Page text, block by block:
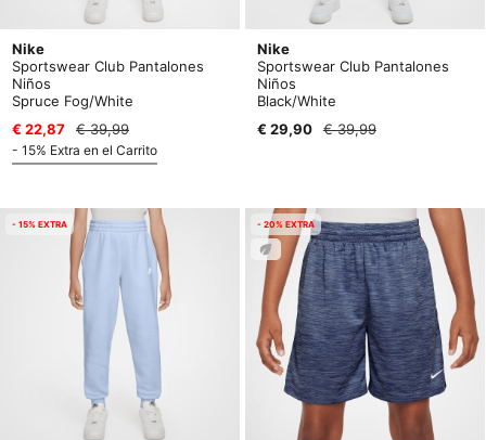
Nike
Sportswear Club Pantalones
Niños
Spruce Fog/White
€ 22,87
€ 39,99
- 15% Extra en el Carrito
Nike
Sportswear Club Pantalones
Niños
Black/White
€ 29,90
€ 39,99
- 15% EXTRA - 20% EXTRA